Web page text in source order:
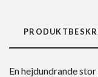
En hejdundrande